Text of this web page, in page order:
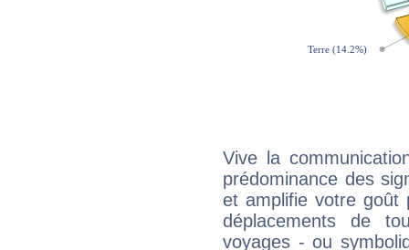
Vive la
prédominance des
et amplifie votre goût
déplacements de
voyages - ou